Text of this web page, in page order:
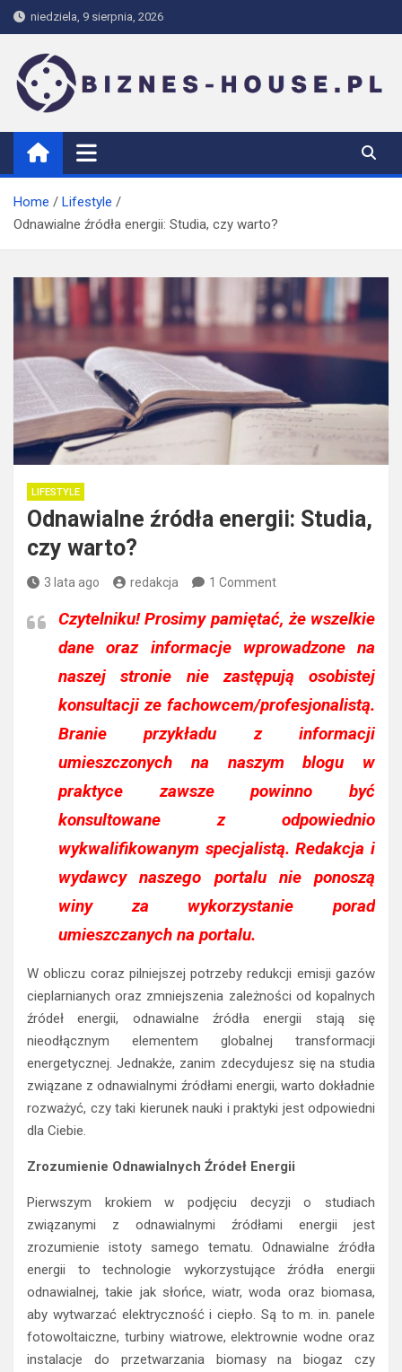
Skip
to
content
niedziela, 9 sierpnia, 2026
biznes-house.pl
Home
Lifestyle
Odnawialne źródła energii: Studia, czy warto?
LIFESTYLE
Odnawialne źródła energii: Studia,
czy warto?
3 lata ago redakcja 1 Comment
Czytelniku!Prosimy pamiętać, że wszelkie
dane oraz informacje wprowadzone na
naszej stronie nie zastępują osobistej
konsultacji ze fachowcem/profesjonalistą.
Branie przykładu z informacji
umieszczonych na naszym blogu w
praktyce zawsze powinno być
konsultowane z odpowiednio
wykwalifikowanym specjalistą. Redakcja i
wydawcy naszego portalu nie ponoszą
winy za wykorzystanie porad
umieszczanych na portalu.
W obliczu coraz pilniejszej potrzeby redukcji emisji gazów
cieplarnianych oraz zmniejszenia zależności od kopalnych
źródeł energii, odnawialne źródła energii stają się
nieodłącznym elementem globalnej transformacji
energetycznej. Jednakże, zanim zdecydujesz się na studia
związane z odnawialnymi źródłami energii, warto dokładnie
rozważyć, czy taki kierunek nauki i praktyki jest odpowiedni
dla Ciebie.
Zrozumienie Odnawialnych Źródeł Energii
Pierwszym krokiem w podjęciu decyzji o studiach
związanymi z odnawialnymi źródłami energii jest
zrozumienie istoty samego tematu. Odnawialne źródła
energii to technologie wykorzystujące źródła energii
odnawialnej, takie jak słońce, wiatr, woda oraz biomasa,
aby wytwarzać elektryczność i ciepło. Są to m. in. panele
fotowoltaiczne, turbiny wiatrowe, elektrownie wodne oraz
instalacje do przetwarzania biomasy na biogaz czy